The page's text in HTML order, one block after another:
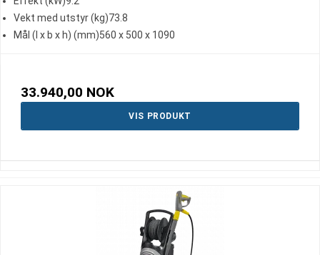
Vekt med utstyr (kg)73.8
Mål (l x b x h) (mm)560 x 500 x 1090
33.940,00 NOK
VIS PRODUKT